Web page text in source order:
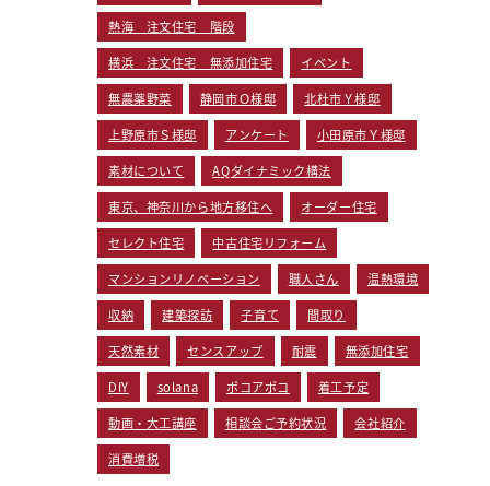
熱海 注文住宅 階段
横浜 注文住宅 無添加住宅 イベント
無農薬野菜 静岡市Ｏ様邸 北杜市Ｙ様邸
上野原市Ｓ様邸 アンケート 小田原市Ｙ様邸
素材について AQダイナミック構法
東京、神奈川から地方移住へ オーダー住宅
セレクト住宅 中古住宅リフォーム
マンションリノベーション 職人さん 温熱環境
収納 建築探訪 子育て 間取り
天然素材 センスアップ 耐震 無添加住宅
DIY solana ポコアポコ 着工予定
動画・大工講座 相談会ご予約状況 会社紹介
消費増税